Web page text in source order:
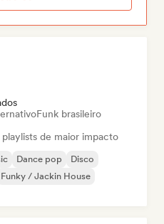
Funk brasileiro
de maior impacto
Dance pop
Disco
Funky / Jackin House